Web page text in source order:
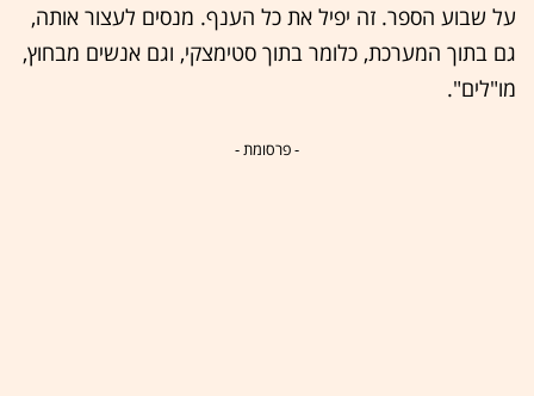
על שבוע הספר. זה יפיל את כל הענף. מנסים לעצור אותה,
גם בתוך המערכת, כלומר בתוך סטימצקי, וגם אנשים מבחוץ,
מו"לים".
- פרסומת -